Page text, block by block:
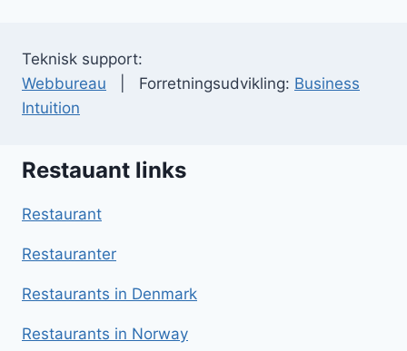
Teknisk support:
Webbureau | Forretningsudvikling: Business
Intuition
Restauant links
Restaurant
Restauranter
Restaurants in Denmark
Restaurants in Norway